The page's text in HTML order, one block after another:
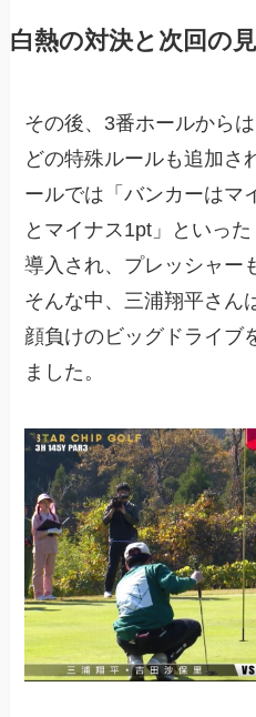
白熱の対決と次回の
その後、3番ホールから
どの特殊ルールも追加さ
ールでは「バンカーはマ
とマイナス1pt」といっ
導入され、プレッシャー
そんな中、三浦翔平さん
顔負けのビッグドライブ
ました。